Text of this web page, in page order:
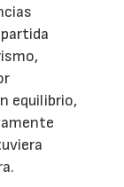
equilibrio,